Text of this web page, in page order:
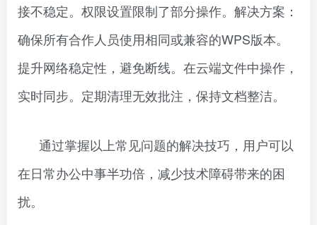
接不稳定。权限设置限制了部分操作。解决方案：
确保所有合作人员使用相同或兼容的WPS版本。
提升网络稳定性，避免断线。在云端文件中操作，
实时同步。定期清理无效批注，保持文档整洁。
通过掌握以上常见问题的解决技巧，用户可以
在日常办公中事半功倍，减少技术障碍带来的困
扰。